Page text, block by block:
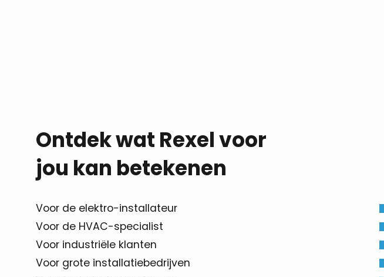
Ontdek wat Rexel voor
jou kan betekenen
Voor de elektro-installateur
Voor de HVAC-specialist
Voor industriële klanten
Voor grote installatiebedrijven